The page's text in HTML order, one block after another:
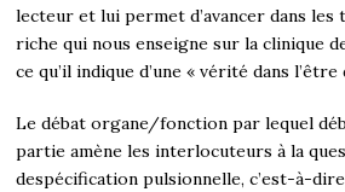
lecteur et lui permet d’avancer dans les
riche qui nous enseigne sur la clinique
ce qu’il indique d’une « vérité dans l’être
Le débat organe/fonction par lequel
partie amène les interlocuteurs à la
despécification pulsionnelle, c’est-à-